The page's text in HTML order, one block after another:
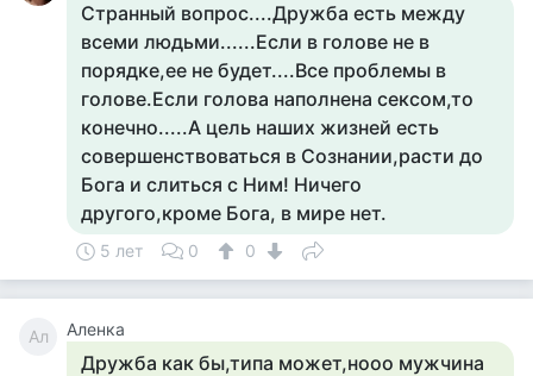
Странный вопрос....Дружба есть между
всеми людьми......Если в голове не в
порядке,ее не будет....Все проблемы в
голове.Если голова наполнена сексом,то
конечно.....А цель наших жизней есть
совершенствоваться в Сознании,расти до
Бога и слиться с Ним! Ничего
другого,кроме Бога, в мире нет.
5 лет 0 0
Ал Аленка
Дружба как бы,типа может,нооо мужчина